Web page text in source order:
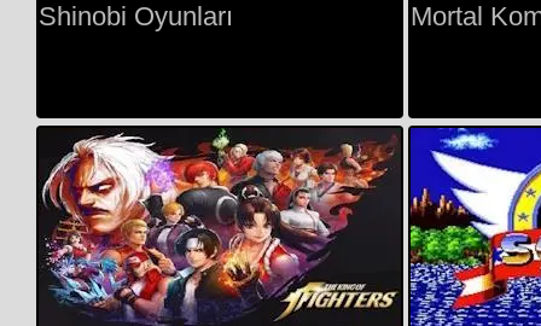
Shinobi Oyunları Mortal